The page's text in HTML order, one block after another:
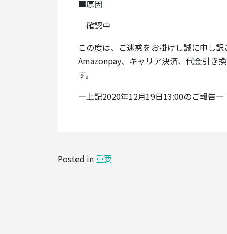
■原因
確認中
この度は、ご迷惑をお掛けし誠に申し
Amazonpay、キャリア決済、代金引き
す。
—上記2020年12月19日13:00のご報告—
Posted in 重要